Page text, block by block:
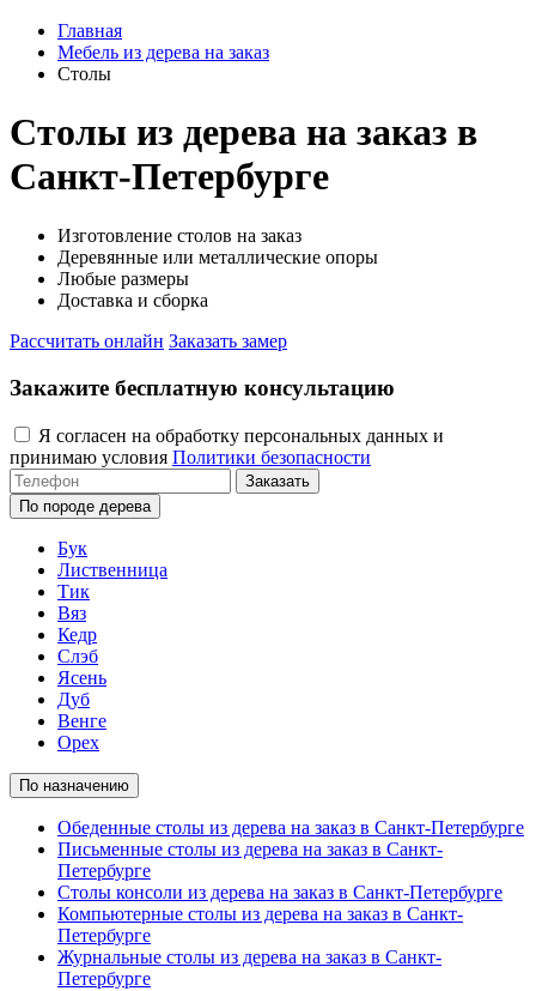
Главная
Мебель из дерева на заказ
Столы
Столы из дерева на заказ в
Санкт-Петербурге
Изготовление столов на заказ
Деревянные или металлические опоры
Любые размеры
Доставка и сборка
Рассчитать онлайн Заказать замер
Закажите бесплатную консультацию
Я согласен на обработку персональных данных и
принимаю условия Политики безопасности
По породе дерева
Бук
Лиственница
Тик
Вяз
Кедр
Слэб
Ясень
Дуб
Венге
Орех
По назначению
Обеденные столы из дерева на заказ в Санкт-Петербурге
Письменные столы из дерева на заказ в Санкт-
Петербурге
Столы консоли из дерева на заказ в Санкт-Петербурге
Компьютерные столы из дерева на заказ в Санкт-
Петербурге
Журнальные столы из дерева на заказ в Санкт-
Петербурге